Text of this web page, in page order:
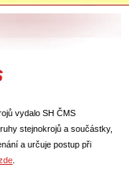
vydalo SH ČMS
stejnokrojů a součástky,
a určuje postup při